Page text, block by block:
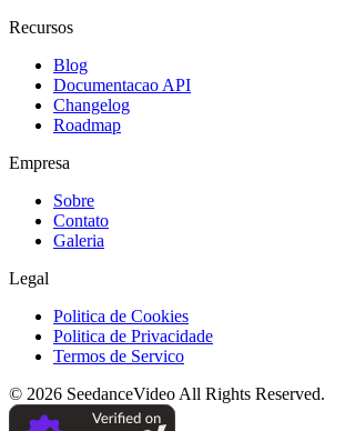
Recursos
Blog
Documentacao API
Changelog
Roadmap
Empresa
Sobre
Contato
Galeria
Legal
Politica de Cookies
Politica de Privacidade
Termos de Servico
© 2026 SeedanceVideo All Rights Reserved.